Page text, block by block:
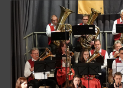
Zum Inhalt springen